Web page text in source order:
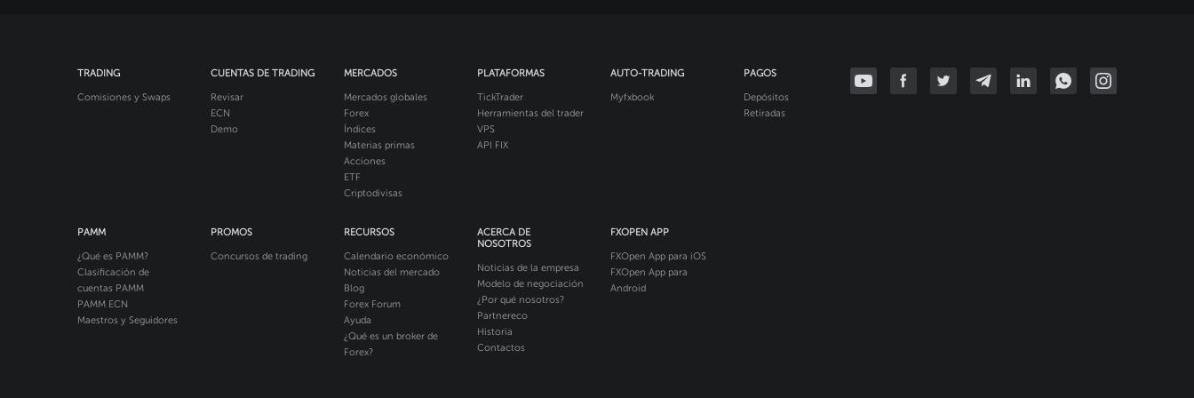
TRADING
Comisiones y Swaps
CUENTAS DE TRADING
Revisar
ECN
Demo
MERCADOS
Mercados globales
Forex
Índices
Materias primas
Acciones
ETF
Criptodivisas
PLATAFORMAS
TickTrader
Herramientas del trader
VPS
API FIX
AUTO-TRADING
Myfxbook
PAGOS
Depósitos
Retiradas
PAMM
¿Qué es PAMM?
Clasificación de
cuentas PAMM
PAMM ECN
Maestros y Seguidores
PROMOS
Concursos de trading
RECURSOS
Calendario económico
Noticias del mercado
Blog
Forex Forum
Ayuda
¿Qué es un broker de
Forex?
ACERCA DE
NOSOTROS
Noticias de la empresa
Modelo de negociación
¿Por qué nosotros?
Partnereco
Historia
Contactos
FXOPEN APP
FXOpen App para iOS
FXOpen App para
Android